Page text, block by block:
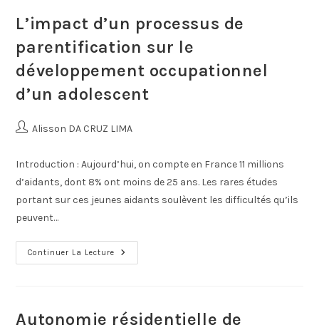
L’impact d’un processus de
parentification sur le
développement occupationnel
d’un adolescent
Alisson DA CRUZ LIMA
Introduction : Aujourd’hui, on compte en France 11 millions
d’aidants, dont 8% ont moins de 25 ans. Les rares études
portant sur ces jeunes aidants soulèvent les difficultés qu’ils
peuvent…
Continuer La Lecture
Autonomie résidentielle de